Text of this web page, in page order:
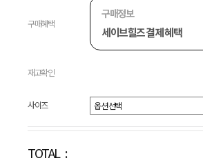
구매혜택
구매정보
세이브힐즈 결제 혜택
재고확인
사이즈
TOTAL :